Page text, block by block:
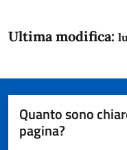
Ultima modifica:
Quanto sono
pagina?